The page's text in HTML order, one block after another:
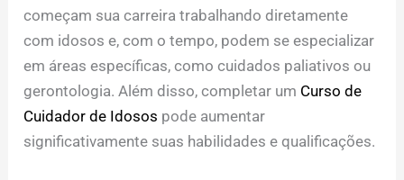
começam sua carreira trabalhando diretamente
com idosos e, com o tempo, podem se especializar
em áreas específicas, como cuidados paliativos ou
gerontologia. Além disso, completar um Curso de
Cuidador de Idosos pode aumentar
significativamente suas habilidades e qualificações.